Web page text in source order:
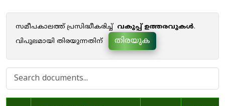
സമീപകാലത്ത് പ്രസിദ്ധീകരിച്ച് വകുപ്പ് ഉത്തരവുകൾ.
വിപുലമായി തിരയുന്നതിന്
തിരയുക